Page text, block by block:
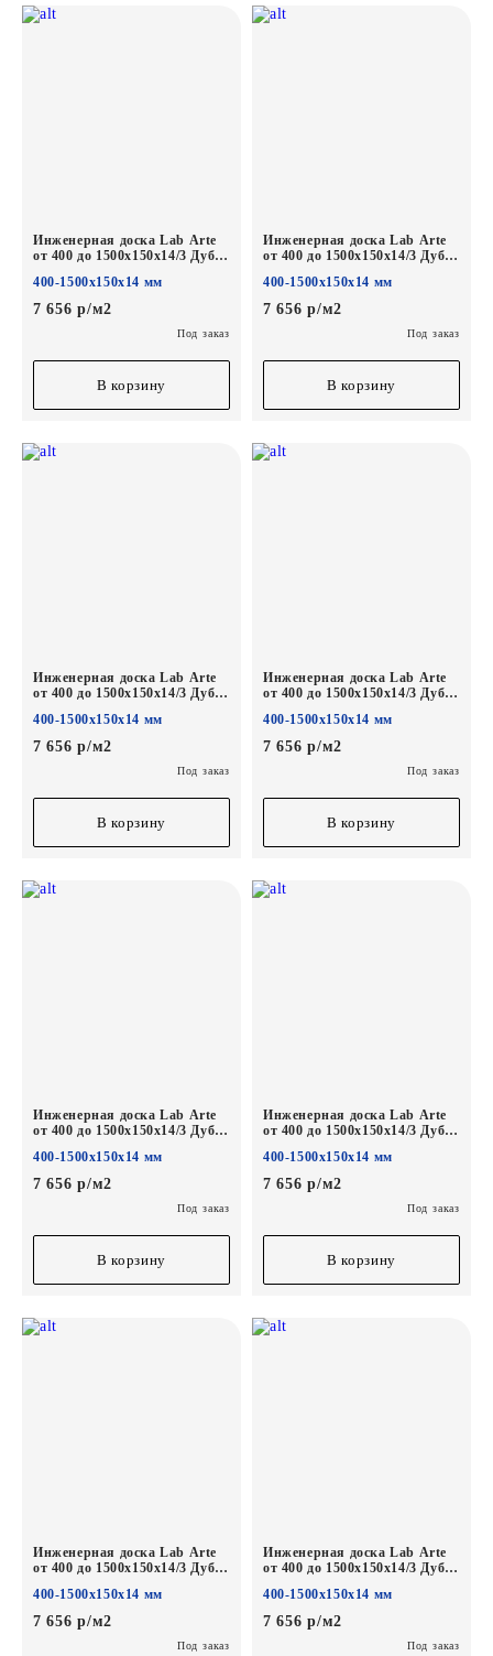
Инженерная доска Lab Arte
от 400 до 1500х150х14/3 Дуб
400-1500х150х14 мм
7 656 р/м2
Под заказ
В корзину
Инженерная доска Lab Arte
от 400 до 1500х150х14/3 Дуб
400-1500х150х14 мм
7 656 р/м2
Под заказ
В корзину
Инженерная доска Lab Arte
от 400 до 1500х150х14/3 Дуб
400-1500х150х14 мм
7 656 р/м2
Под заказ
В корзину
Инженерная доска Lab Arte
от 400 до 1500х150х14/3 Дуб
400-1500х150х14 мм
7 656 р/м2
Под заказ
В корзину
Инженерная доска Lab Arte
от 400 до 1500х150х14/3 Дуб
400-1500х150х14 мм
7 656 р/м2
Под заказ
В корзину
Инженерная доска Lab Arte
от 400 до 1500х150х14/3 Дуб
400-1500х150х14 мм
7 656 р/м2
Под заказ
В корзину
Инженерная доска Lab Arte
от 400 до 1500х150х14/3 Дуб
400-1500х150х14 мм
7 656 р/м2
Под заказ
Инженерная доска Lab Arte
от 400 до 1500х150х14/3 Дуб
400-1500х150х14 мм
7 656 р/м2
Под заказ